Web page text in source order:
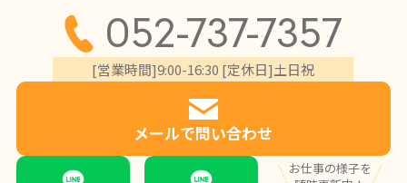
052-737-7357
[営業時間]9:00-16:30 [定休日]土日祝
メールで問い合わせ
お仕事の様子を